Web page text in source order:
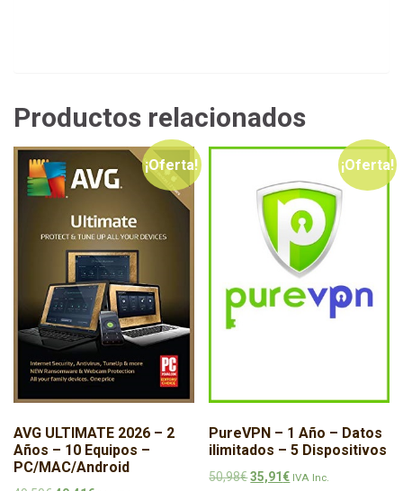
Productos relacionados
¡Oferta!
AVG ULTIMATE 2026 – 2
Años – 10 Equipos –
PC/MAC/Android
¡Oferta!
PureVPN – 1 Año – Datos
ilimitados – 5 Dispositivos
50,98€El precio original era:
35,91 €El precio actual es:
IVA Inc.